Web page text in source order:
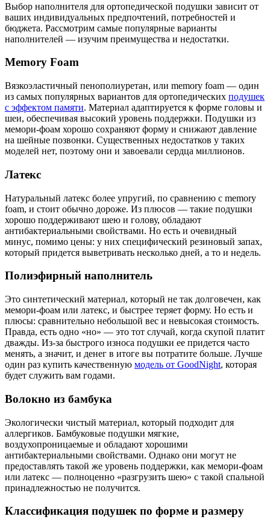
Выбор наполнителя для ортопедической подушки зависит от
ваших индивидуальных предпочтений, потребностей и
бюджета. Рассмотрим самые популярные варианты
наполнителей — изучим преимущества и недостатки.
Memory Foam
Вязкоэластичный пенополиуретан, или memory foam — один
из самых популярных вариантов для ортопедических подушек
с эффектом памяти. Материал адаптируется к форме головы и
шеи, обеспечивая высокий уровень поддержки. Подушки из
мемори-фоам хорошо сохраняют форму и снижают давление
на шейные позвонки. Существенных недостатков у таких
моделей нет, поэтому они и завоевали сердца миллионов.
Латекс
Натуральный латекс более упругий, по сравнению с memory
foam, и стоит обычно дороже. Из плюсов — такие подушки
хорошо поддерживают шею и голову, обладают
антибактериальными свойствами. Но есть и очевидный
минус, помимо цены: у них специфический резиновый запах,
который придется выветривать несколько дней, а то и недель.
Полиэфирный наполнитель
Это синтетический материал, который не так долговечен, как
мемори-фоам или латекс, и быстрее теряет форму. Но есть и
плюсы: сравнительно небольшой вес и невысокая стоимость.
Правда, есть одно «но» — это тот случай, когда скупой платит
дважды. Из-за быстрого износа подушки ее придется часто
менять, а значит, и денег в итоге вы потратите больше. Лучше
один раз купить качественную модель от GoodNight, которая
будет служить вам годами.
Волокно из бамбука
Экологически чистый материал, который подходит для
аллергиков. Бамбуковые подушки мягкие,
воздухопроницаемые и обладают хорошими
антибактериальными свойствами. Однако они могут не
предоставлять такой же уровень поддержки, как мемори-фоам
или латекс — полноценно «разгрузить шею» с такой спальной
принадлежностью не получится.
Классификация подушек по форме и размеру